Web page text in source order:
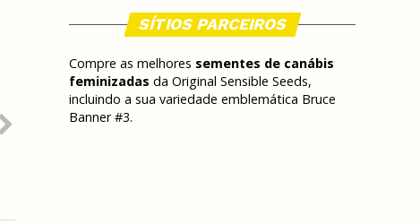
SÍTIOS PARCEIROS
Compre as melhores sementes de canábis
feminizadas da Original Sensible Seeds,
incluindo a sua variedade emblemática Bruce
Banner #3.